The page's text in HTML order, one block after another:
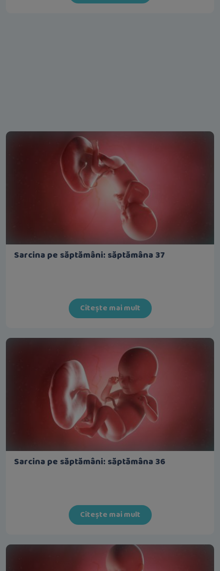
Sarcina pe săptămâni: săptămâna 37
Citește mai mult
Sarcina pe săptămâni: săptămâna 36
Citește mai mult